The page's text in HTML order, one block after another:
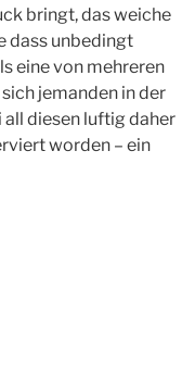
bringt, das weiche
dass unbedingt
eine von mehreren
jemanden in der
all diesen luftig daher
worden – ein